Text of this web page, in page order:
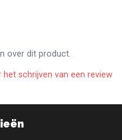
over dit product.
schrijven van een review